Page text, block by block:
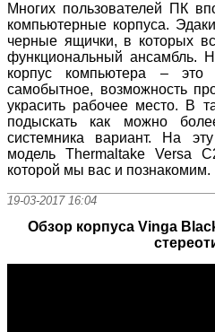
Многих пользователей ПК
компьютерные корпуса.
черные ящички, в которых
функциональный ансамбль.
корпус компьютера –
самобытное, возможность
украсить рабочее место. В
подыскать как можно
системника вариант. На
модель Thermaltake Versa
которой мы вас и познакомим.
19-03-2017 16:04
Обзор корпуса Vinga